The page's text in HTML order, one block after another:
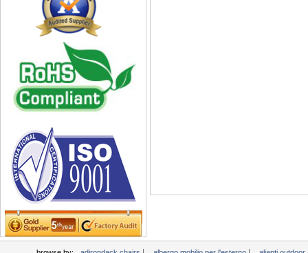
Tavoli da picnic
Tempo libero Tabella
Wicker Patio Mobili
Woodard Mobili